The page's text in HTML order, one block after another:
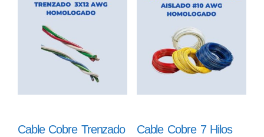
Cable Cobre Trenzado Cable Cobre 7 Hilos